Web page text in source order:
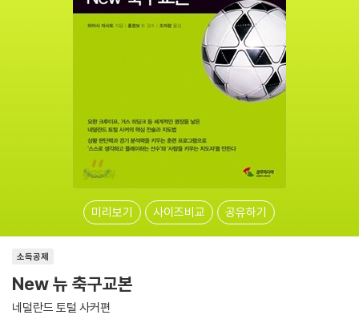
미리보기 사이즈비교 공유하기
소득공제
New 뉴 축구교본
네덜란드 토털 사커편